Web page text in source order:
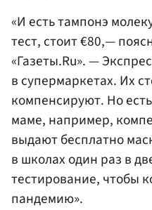
«И есть тампонэ
тест, стоит €80,—
«Газеты.Ru». —
в супермаркетах. Их
компенсируют. Но
маме, например,
выдают бесплатно
в школах один раз в
тестирование, чтобы
пандемию».